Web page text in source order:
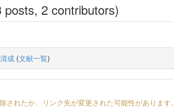
posts, 2 contributors)
成 (文献一覧)
されたか、リンク先が変更された可能性があります。